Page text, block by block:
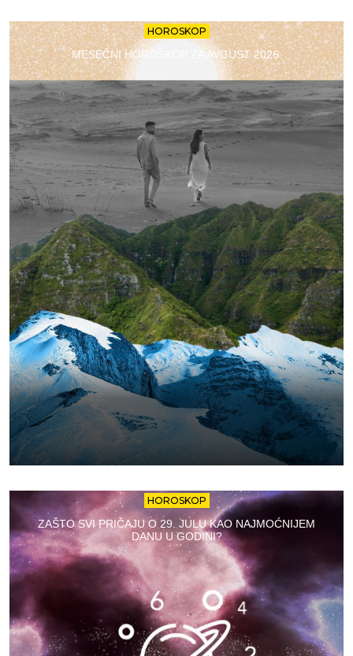
HOROSKOP
MESEČNI HOROSKOP ZA AVGUST 2026.
HOROSKOP
ZAŠTO SVI PRIČAJU O 29. JULU KAO NAJMOĆNIJEM
DANU U GODINI?